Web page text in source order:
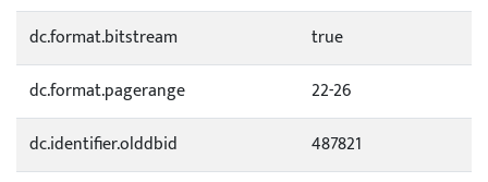
dc.format.bitstream
true
dc.format.pagerange
22-26
dc.identifier.olddbid
487821